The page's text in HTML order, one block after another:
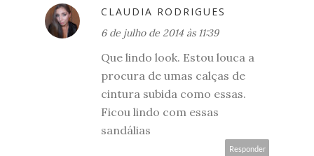
CLAUDIA RODRIGUES
6 de julho de 2014 às 11:39
Que lindo look. Estou louca a
procura de umas calças de
cintura subida como essas.
Ficou lindo com essas
sandálias
Responder